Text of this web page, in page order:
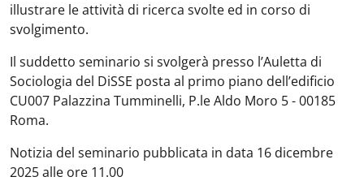
illustrare le attività di ricerca svolte ed in corso di
svolgimento.
Il suddetto seminario si svolgerà presso l’Auletta di
Sociologia del DiSSE posta al primo piano dell’edificio
CU007 Palazzina Tumminelli, P.le Aldo Moro 5 - 00185
Roma.
Notizia del seminario pubblicata in data 16 dicembre
2025 alle ore 11.00